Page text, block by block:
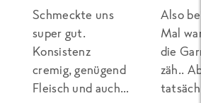
Schmeckte uns
super gut.
Konsistenz
cremig, genügend
Fleisch und auch
Also
Mal
die
zäh..